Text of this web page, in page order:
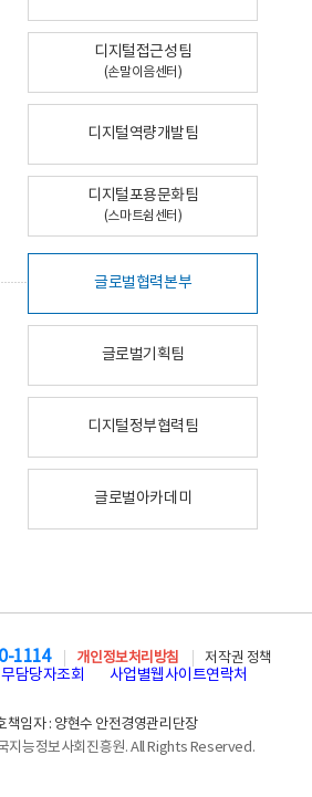
디지털접근성팀
(손말이음센터)
디지털역량개발팀
디지털포용문화팀
(스마트쉼센터)
글로벌협력본부
글로벌기획팀
디지털정부협력팀
글로벌아카데미
1114 개인정보처리방침
저작권 정책
담당자조회 사업별웹사이트연락처
책임자 : 양현수 안전경영관리단장
지능정보사회진흥원. All Rights Reserved.